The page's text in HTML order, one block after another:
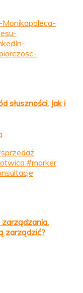
słuszności. Jak i
zarządzić?